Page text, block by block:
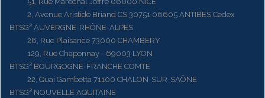
2, Avenue Aristide Briand CS 30751 06605 ANTIBES Cedex
BTSG² AUVERGNE-RHÔNE-ALPES
28, Rue Plaisance 73000 CHAMBERY
129, Rue Chaponnay - 69003 LYON
BTSG² BOURGOGNE-FRANCHE COMTE
22, Quai Gambetta 71100 CHALON-SUR-SAÔNE
BTSG² NOUVELLE AQUITAINE